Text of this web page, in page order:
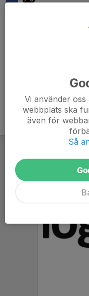
Vi använder
webbplats ska
även för
Så